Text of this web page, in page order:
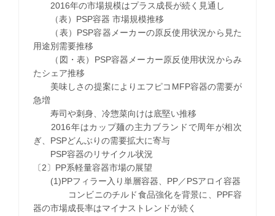
2016年の市場規模はプラス成長が続く見通し
（表）PSP容器 市場規模推移
（表）PSP容器メーカーの原反使用状況から見た
用途別需要推移
（図・表）PSP容器メーカー原反使用状況からみ
たシェア推移
美味しさの提案によりエフピコMFP容器の需要が
急増
寿司や刺身、冷惣菜向けは底堅い推移
2016年はカップ麺の主力ブランドで周年が相次
ぎ、PSPどんぶりの需要拡大に寄与
PSP容器のリサイクル状況
〔2〕PP系軽量容器市場の展望
(1)PPフィラー入り単層容器、PP／PSアロイ容器
コンビニのチルド食品強化を背景に、PPF容
器の市場成長率はマイナストレンドが続く